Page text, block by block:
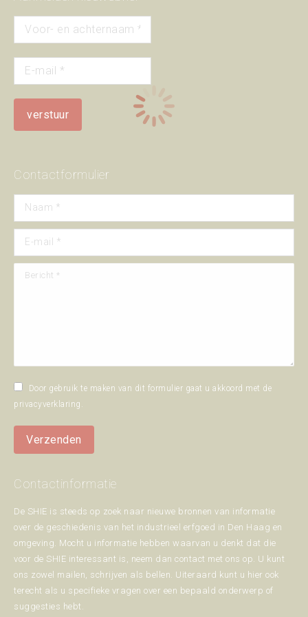
Contactformulier
Naam *
E-mail *
Bericht *
Door gebruik te maken van dit formulier gaat u akkoord met de
privacyverklaring .
Verzenden
Contactinformatie
De SHIE is steeds op zoek naar nieuwe bronnen van informatie
over de geschiedenis van het industrieel erfgoed in Den Haag en
omgeving. Mocht u informatie hebben waarvan u denkt dat die
voor de SHIE interessant is, neem dan contact met ons op. U kunt
ons zowel mailen, schrijven als bellen. Uiteraard kunt u hier ook
terecht als u specifieke vragen over een bepaald onderwerp of
suggesties hebt.